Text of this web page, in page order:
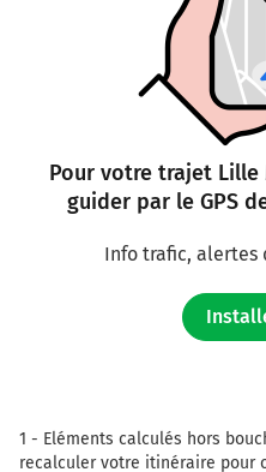
Pour votre trajet Lille
guider par le GPS
Info trafic, alertes
1 - Eléments calculés hors
recalculer votre itinéraire pour